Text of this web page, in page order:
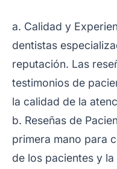
a. Calidad y
dentistas
reputación. Las
testimonios de
la calidad de la
b. Reseñas de
primera mano para
de los pacientes y